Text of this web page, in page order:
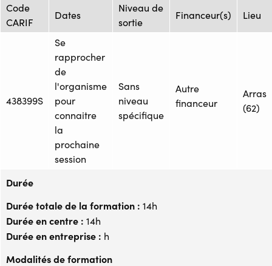
Code
CARIF
Dates
Niveau de
sortie
Financeur(s) Lieu
438399S
Se
rapprocher
de
l'organisme
pour
connaitre
la
prochaine
session
Sans
niveau
spécifique
Autre
financeur
Arras
(62)
Durée
Durée totale de la formation : 14h
Durée en centre : 14h
Durée en entreprise : h
Modalités de formation